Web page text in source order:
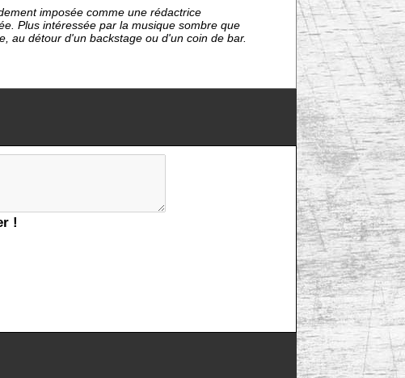
imposée comme une rédactrice
Plus intéressée par la musique sombre que
au détour d'un backstage ou d'un coin de bar.
!